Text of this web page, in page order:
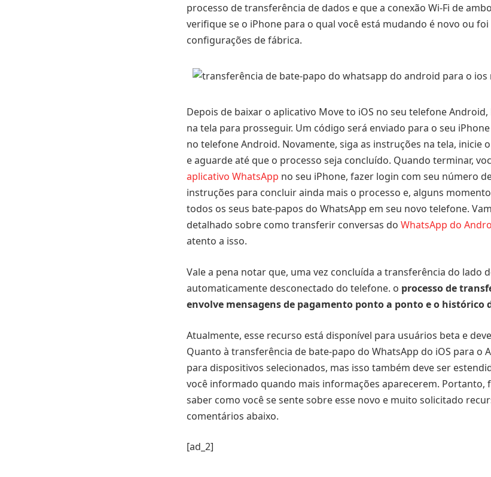
processo de transferência de dados e que a conexão Wi-Fi de
verifique se o iPhone para o qual você está mudando é novo ou
configurações de fábrica.
Depois de baixar o aplicativo Move to iOS no seu telefone
na tela para prosseguir. Um código será enviado para o seu
no telefone Android. Novamente, siga as instruções na tela, inicie
e aguarde até que o processo seja concluído. Quando terminar,
aplicativo WhatsApp no ​​seu iPhone, fazer login com seu número
instruções para concluir ainda mais o processo e, alguns
todos os seus bate-papos do WhatsApp em seu novo telefone.
detalhado sobre como transferir conversas do WhatsApp do
atento a isso.
Vale a pena notar que, uma vez concluída a transferência do lado
automaticamente desconectado do telefone. o processo de
envolve mensagens de pagamento ponto a ponto e o histórico
Atualmente, esse recurso está disponível para usuários beta e
Quanto à transferência de bate-papo do WhatsApp do iOS para o
para dispositivos selecionados, mas isso também deve ser
você informado quando mais informações aparecerem. Portanto,
saber como você se sente sobre esse novo e muito solicitado
comentários abaixo.
[ad_2]